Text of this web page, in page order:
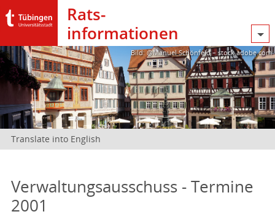
Rats­
informationen
Bild: @Manuel Schönfeld – stock.adobe.com
Translate into English
Verwaltungsausschuss - Termine
2001